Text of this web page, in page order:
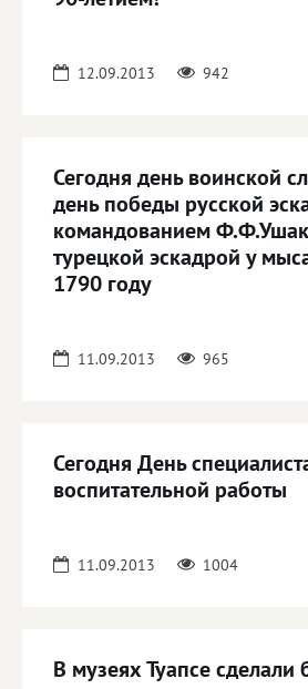
12.09.2013 942
Сегодня день воинской
день победы русской
командованием
турецкой эскадрой у
1790 году
11.09.2013 965
Сегодня День
воспитательной работы
11.09.2013 1004
В музеях Туапсе сделали